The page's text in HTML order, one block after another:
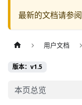
最新的文档请参阅
用户文档
版本：v1.5
本页总览